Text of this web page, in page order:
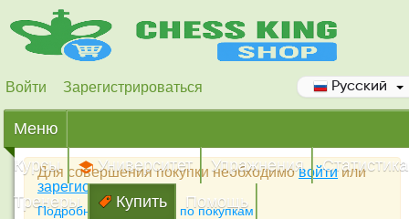
Войти Зарегистрироваться Русский
Меню
Курсы
Университет Упражнения
Статистика
Тренеры
Купить Помощь
Для совершения покупки необходимовойтиили
зарегистрироваться
Подробная инструкция по покупкам